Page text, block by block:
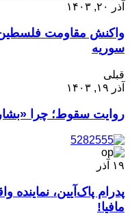
آذر ۲۰, ۱۴۰۳
واکنش مقاومت فلسطین
سوریه
قبلی
آذر ۱۹, ۱۴۰۳
روایت سقوط؛ چرا
۱۹ آذر
پدرام پاک‌آیین،
مافیا!